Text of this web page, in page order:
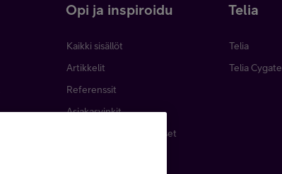
Opi ja inspiroidu
Kaikki sisällöt
Artikkelit
Referenssit
Asiakasvinkit
Webinaarit ja koulutukset
Telia
Telia
Telia Cygate